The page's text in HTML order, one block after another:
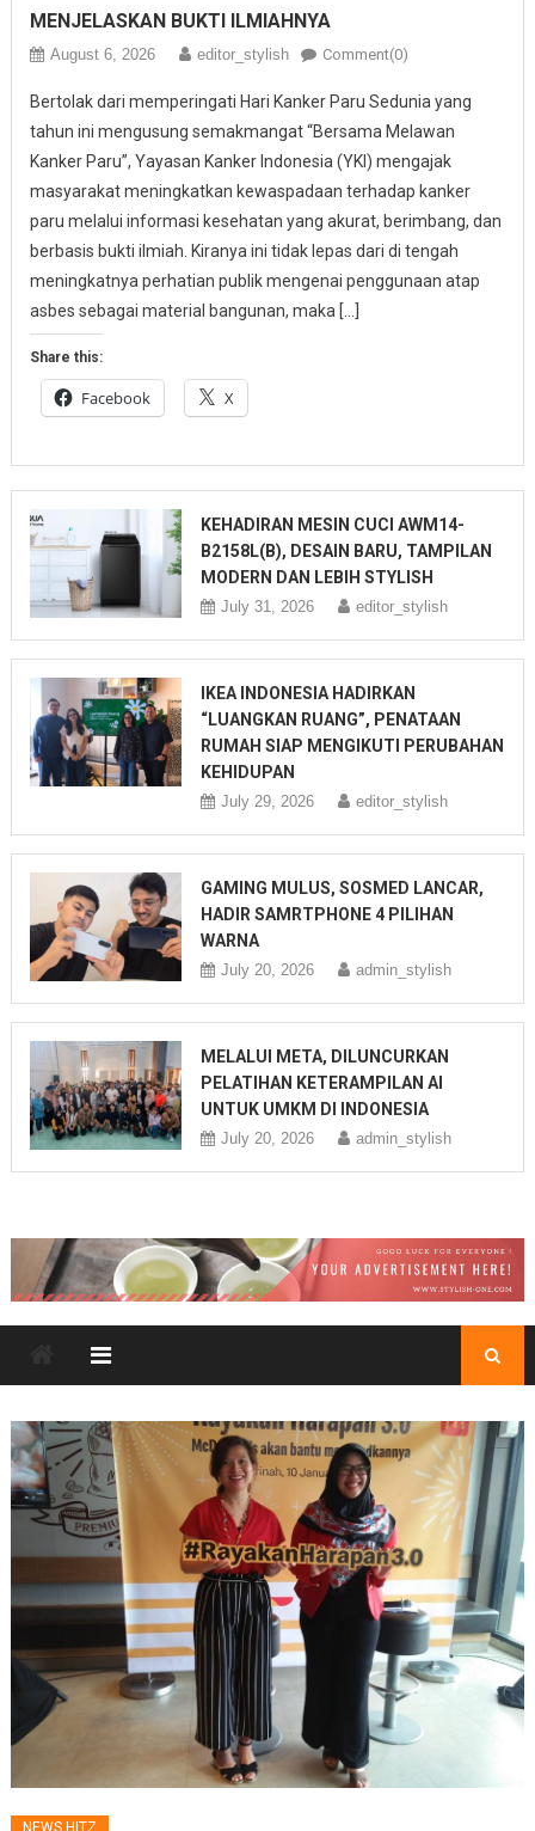
MENJELASKAN BUKTI ILMIAHNYA
August 6, 2026 editor_stylish Comment(0)
Bertolak dari memperingati Hari Kanker Paru Sedunia yang
tahun ini mengusung semakmangat “Bersama Melawan
Kanker Paru”, Yayasan Kanker Indonesia (YKI) mengajak
masyarakat meningkatkan kewaspadaan terhadap kanker
paru melalui informasi kesehatan yang akurat, berimbang, dan
berbasis bukti ilmiah. Kiranya ini tidak lepas dari di tengah
meningkatnya perhatian publik mengenai penggunaan atap
asbes sebagai material bangunan, maka […]
Share this:
Facebook X
KEHADIRAN MESIN CUCI AWM14-
B2158L(B), DESAIN BARU, TAMPILAN
MODERN DAN LEBIH STYLISH
July 31, 2026 editor_stylish
IKEA INDONESIA HADIRKAN
“LUANGKAN RUANG”, PENATAAN
RUMAH SIAP MENGIKUTI PERUBAHAN
KEHIDUPAN
July 29, 2026 editor_stylish
GAMING MULUS, SOSMED LANCAR,
HADIR SAMRTPHONE 4 PILIHAN
WARNA
July 20, 2026 admin_stylish
MELALUI META, DILUNCURKAN
PELATIHAN KETERAMPILAN AI
UNTUK UMKM DI INDONESIA
July 20, 2026 admin_stylish
NEWS HITZ